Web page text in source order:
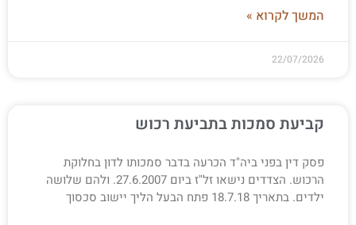
המשך לקרוא »
22/07/2026
קביעת סמכות בתביעת רכוש
פסק דין בפני ביה"ד הכרעה בדבר סמכותו לדון בחלוקת
הרכוש. הצדדים נישאו זל"ז ביום 27.6.2007. ולהם שלושה
ילדים. בתאריך 18.7.18 פתח הבעל הליך יישוב סכסוך